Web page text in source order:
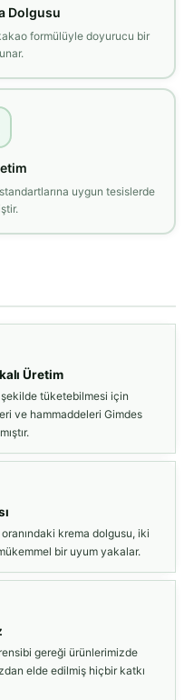
Dolgusu
formülüyle doyurucu bir
uygun tesislerde
Üretim
şekilde tüketebilmesi için
ve hammaddeleri Gimdes
krema dolgusu, iki
bir uyum yakalar.
gereği ürünlerimizde
elde edilmiş hiçbir katkı